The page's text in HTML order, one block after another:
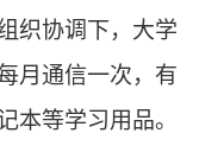
织协调下，大学
月通信一次，有
本等学习用品。